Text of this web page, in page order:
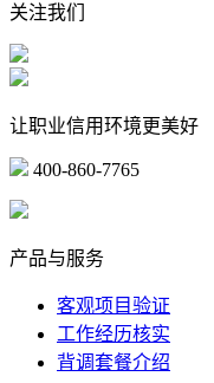
关注我们
让职业信用环境更美好
400-860-7765
产品与服务
客观项目验证
工作经历核实
背调套餐介绍